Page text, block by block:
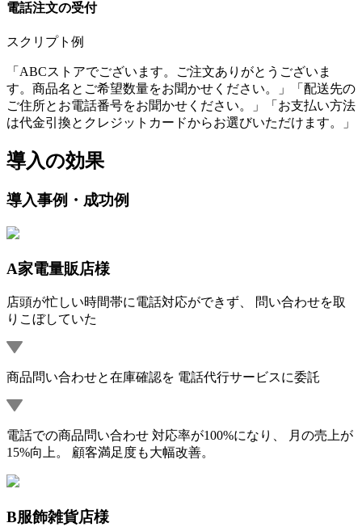
電話注文の受付
スクリプト例
「ABCストアでございます。ご注文ありがとうございま
す。商品名とご希望数量をお聞かせください。」「配送先の
ご住所とお電話番号をお聞かせください。」「お支払い方法
は代金引換とクレジットカードからお選びいただけます。」
導入の効果
導入事例・成功例
A家電量販店様
店頭が忙しい時間帯に電話対応ができず、 問い合わせを取
りこぼしていた
商品問い合わせと在庫確認を 電話代行サービスに委託
電話での商品問い合わせ 対応率が100%になり、 月の売上が
15%向上。 顧客満足度も大幅改善。
B服飾雑貨店様